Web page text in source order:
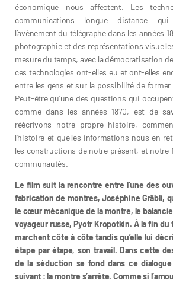
économique nous affectent. Les
communications longue distance
l’avènement du télégraphe dans les années
photographie et des représentations
mesure du temps, avec la démocratisation
ces technologies ont-elles eu et ont-elles
entre les gens et sur la possibilité de
Peut-être qu’une des questions qui
comme dans les années 1870, est de
réécrivons notre propre histoire,
l’histoire et quelles informations nous en
les constructions de notre présent, et notre
communautés.
Le film suit la rencontre entre l’une des
fabrication de montres, Joséphine Gräbli,
le cœur mécanique de la montre, le
voyageur russe, Pyotr Kropotkin. À la fin du
marchent côte à côte tandis qu’elle lui
étape par étape, son travail. Dans cette
de la séduction se fond dans ce dialogue
suivant : la montre s’arrête. Comme si